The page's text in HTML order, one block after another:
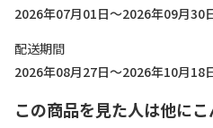
2026年07月01日～2026年09月30
配送期間
2026年08月27日～2026年10月18
この商品を見た人は他に